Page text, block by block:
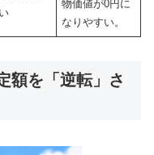
物価値が0円に
なりやすい。
額を「逆転」さ